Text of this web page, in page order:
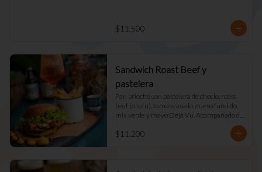
$11.500
Sandwich Roast Beef y
pastelera
Pan brioche con pastelera de choclo, roast
beef (o tofu), tomate asado, queso fundido,
mix verde y mayo Déjà Vu. Acompañado de
$11.200